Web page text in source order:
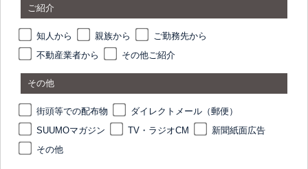
ご紹介
知人から 親族から
ご勤務先から
不動産業者から
その他ご紹介
その他
街頭等での配布物
ダイレクトメール（郵便）
SUUMOマガジン
TV・ラジオCM
新聞紙面広告
その他